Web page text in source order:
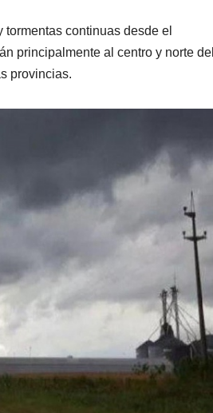
continuas desde el
principalmente al centro y norte del
provincias.